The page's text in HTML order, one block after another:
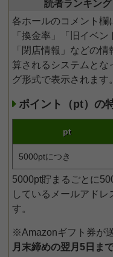
読者ランキン
各ホールのコメント欄
「換金率」「旧イベ
「閉店情報」などの
算されるシステムとな
グ形式で表示されます。
ポイント（pt）の
pt
5000ptにつき
5000pt貯まるごとに
しているメールアドレ
す。
※Amazonギフト券が
月末締めの翌月5日ま